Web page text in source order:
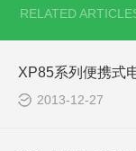
RELATED
2013-12-27